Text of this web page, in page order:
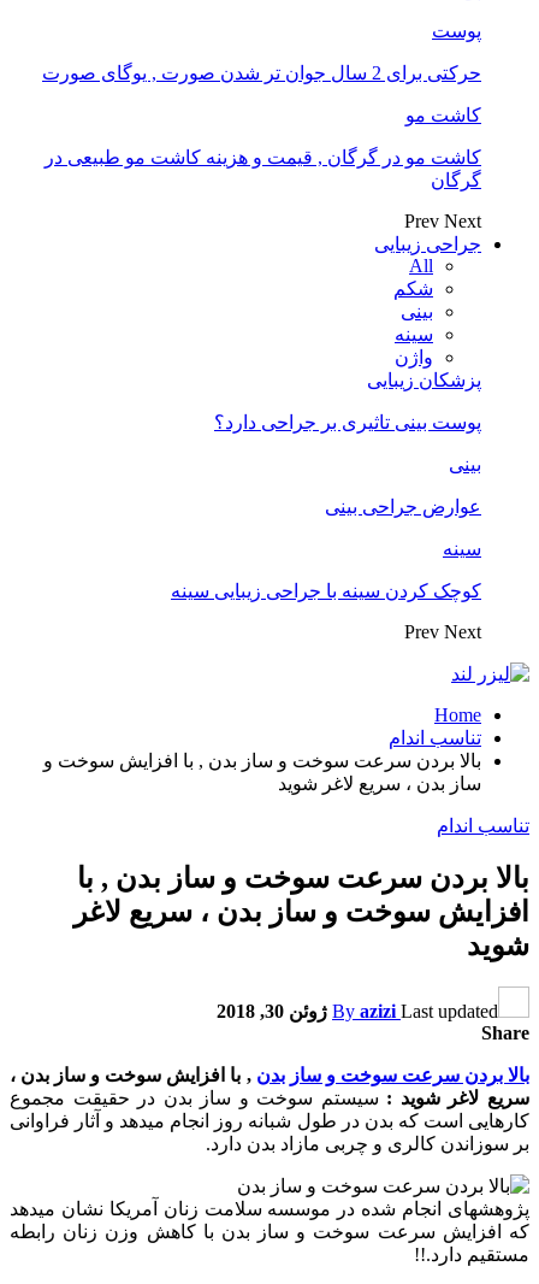
پوست
حرکتی برای 2 سال جوان تر شدن صورت , یوگای صورت
کاشت مو
کاشت مو در گرگان , قیمت و هزینه کاشت مو طبیعی در
گرگان
Prev Next
جراحی زیبایی
All
شکم
بینی
سینه
واژن
پزشکان زیبایی
پوست بینی تاثیری بر جراحی دارد؟
بینی
عوارض جراحی بینی
سینه
کوچک کردن سینه با جراحی زیبایی سینه
Prev Next
Home
تناسب اندام
بالا بردن سرعت سوخت و ساز بدن , با افزایش سوخت و
ساز بدن ، سریع لاغر شوید
تناسب اندام
بالا بردن سرعت سوخت و ساز بدن , با
افزایش سوخت و ساز بدن ، سریع لاغر
شوید
By azizi Last updated
ژوئن 30, 2018
Share
بالا بردن سرعت سوخت و ساز بدن , با افزایش سوخت و ساز بدن ،
سریع لاغر شوید : سیستم سوخت و ساز بدن در حقیقت مجموع
کارهایی است که بدن در طول شبانه روز انجام می‏دهد و آثار فراوانی
بر سوزاندن کالری و چربی مازاد بدن دارد.
پژوهش‏های انجام شده در موسسه سلامت زنان آمریکا نشان می‏دهد
که افزایش سرعت سوخت و ساز بدن با کاهش وزن زنان رابطه
مستقیم دارد.!!